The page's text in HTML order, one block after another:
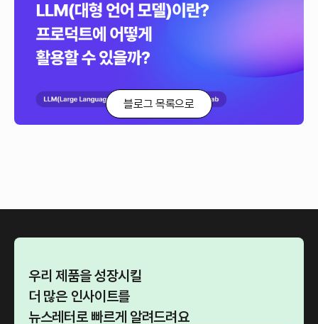
수 있을까?
LLM(Large Language Model)은 언어를 이해하고 생성하는 AI 기술로,
사람처럼 질문에 답하고 글을 작성할 수 있어요. 국민은행, 노션, 화해, 원티드
등 다양한 기업 사례를 통해 LLM이 프로덕트에 어떻게 활용되는지 알아보고,
블로그 목록으로
우리 제품을 성장시킬
더 많은 인사이트를
뉴스레터로 빠르게 알려드려요